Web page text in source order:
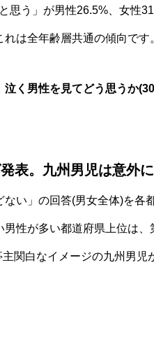
思う」が男性26.5%、女性
は全年齢層共通の傾向です
泣く男性を見てどう思うか
表。九州男児は意外
い」の回答(男女全体)を各
性が多い都道府県上位は
関白なイメージの九州男児